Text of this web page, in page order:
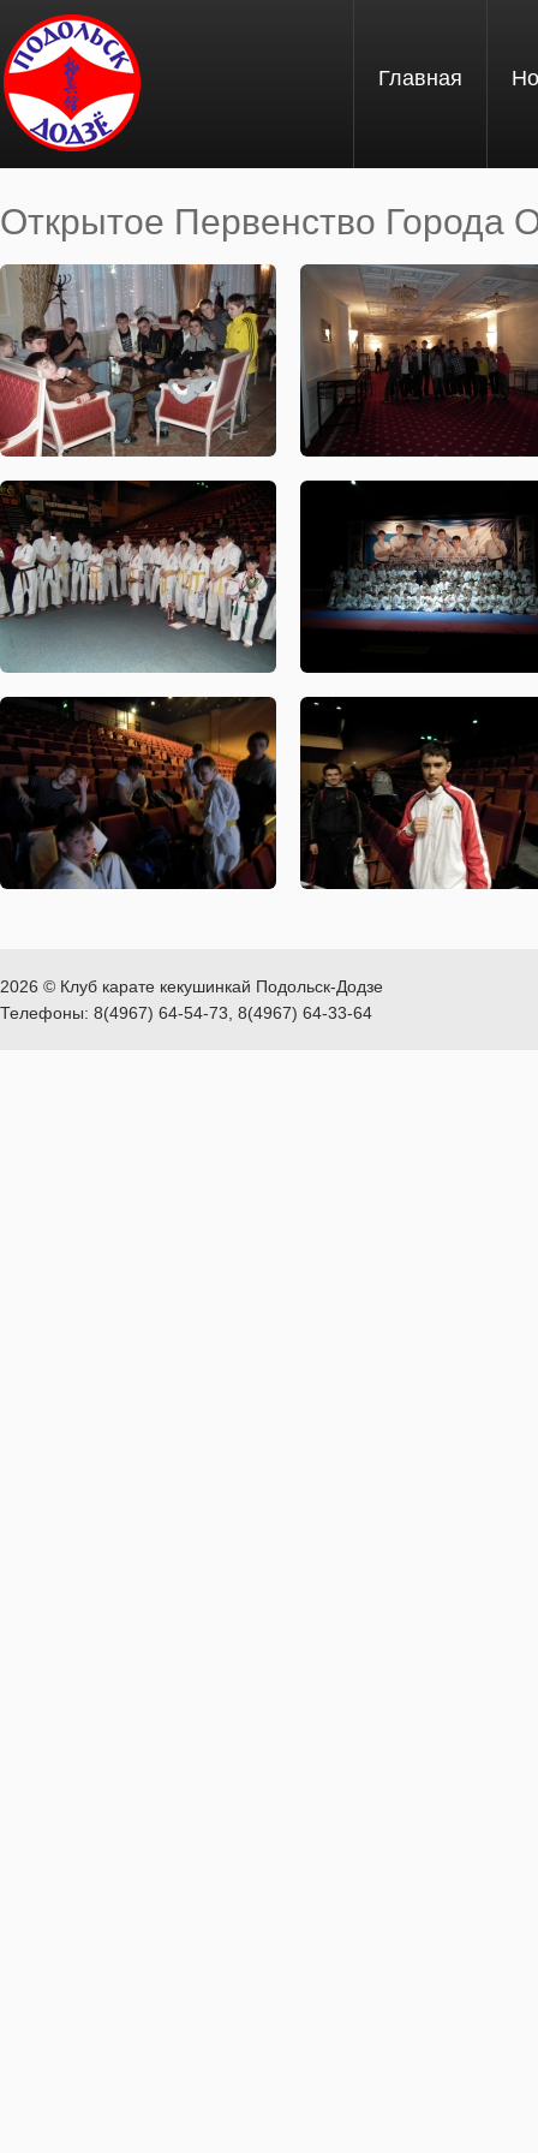
Перейти к основному содержанию
Главная
Открытое Первенство Города
Вы здесь
2026 © Клуб карате кекушинкай Подольск-Додзе
Телефоны: 8(4967) 64-54-73, 8(4967) 64-33-64